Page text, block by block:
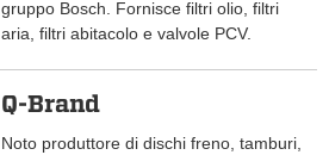
gruppo Bosch. Fornisce filtri olio, filtri
aria, filtri abitacolo e valvole PCV.
Q-Brand
Noto produttore di dischi freno, tamburi,